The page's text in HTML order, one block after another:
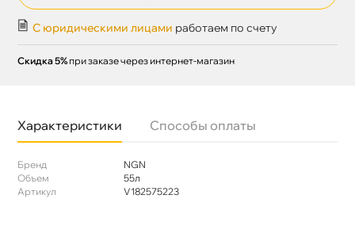
С юридическими лицами работаем по счету
Скидка 5% при заказе через интернет-магазин
Характеристики Способы оплаты
Бренд
NGN
Объем
55л
Артикул
V182575223